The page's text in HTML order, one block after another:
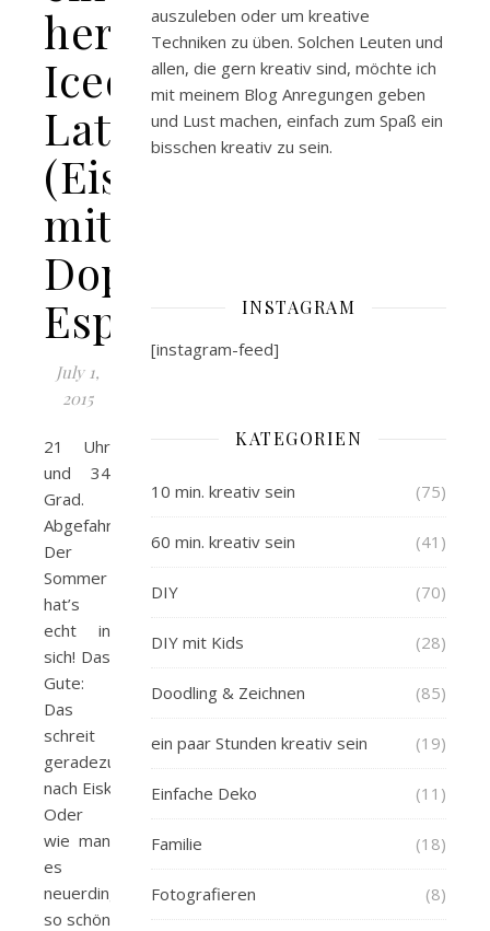
hervorragenden
Iced
Latte
(Eiskaffee
mit
Doppio
Espresso)
July 1,
2015
21 Uhr
und 34
Grad.
Abgefahren!
Der
Sommer
hat’s
echt in
sich! Das
Gute:
Das
schreit
geradezu
nach Eiskaffee.
Oder
wie man
es
neuerdings
so schön
auszuleben oder um kreative
Techniken zu üben. Solchen Leuten und
allen, die gern kreativ sind, möchte ich
mit meinem Blog Anregungen geben
und Lust machen, einfach zum Spaß ein
bisschen kreativ zu sein.
INSTAGRAM
[instagram-feed]
KATEGORIEN
10 min. kreativ sein (75)
60 min. kreativ sein (41)
DIY (70)
DIY mit Kids (28)
Doodling & Zeichnen (85)
ein paar Stunden kreativ sein (19)
Einfache Deko (11)
Familie (18)
Fotografieren (8)